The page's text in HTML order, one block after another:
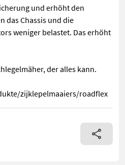
und erhöht den
das Chassis und die
weniger belastet. Das erhöht
der alles kann.
zijklepelmaaiers/roadflex
Seitenmulcher verwendbar,